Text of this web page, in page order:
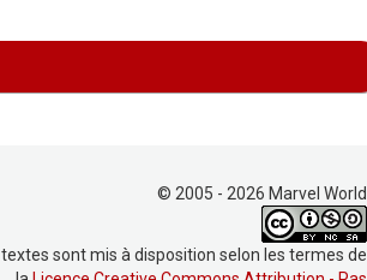
© 2005 - 2026 Marvel World
sont mis à disposition selon les termes de